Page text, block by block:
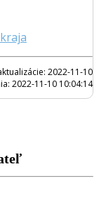
2022-11-10
2022-11-10 10:04:14